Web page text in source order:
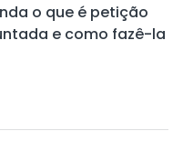
o que é petição
e como fazê-la